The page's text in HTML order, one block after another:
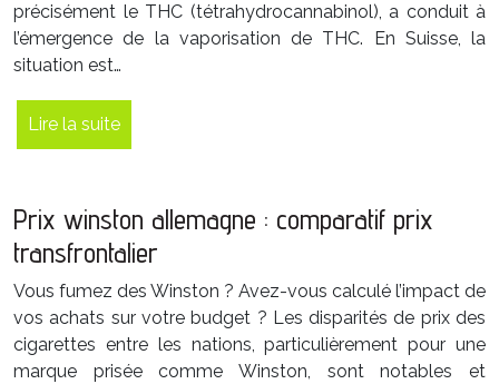
précisément le THC (tétrahydrocannabinol), a conduit à
l’émergence de la vaporisation de THC. En Suisse, la
situation est…
Lire la suite
Prix winston allemagne : comparatif prix
transfrontalier
Vous fumez des Winston ? Avez-vous calculé l’impact de
vos achats sur votre budget ? Les disparités de prix des
cigarettes entre les nations, particulièrement pour une
marque prisée comme Winston, sont notables et